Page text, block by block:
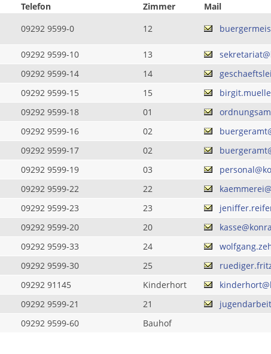
Telefon Zimmer
Mail
09292 9599-0 12
09292 9599-10 13
09292 9599-14 14
09292 9599-15 15
09292 9599-18 01
09292 9599-16 02
09292 9599-17 02
09292 9599-19 03
09292 9599-22 22
09292 9599-23 23
09292 9599-20 20
09292 9599-33 24
09292 9599-30 25
09292 91145 Kinderhort
09292 9599-21 21
09292 9599-60 Bauhof